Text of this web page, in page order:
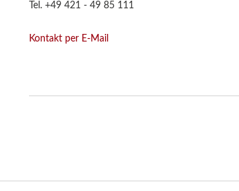
Tel. +49 421 - 49 85 111
Kontakt per E-Mail